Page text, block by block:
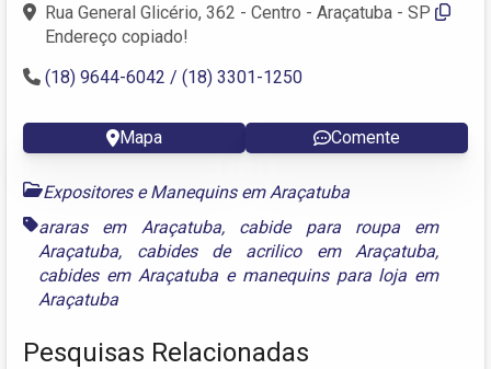
Rua General Glicério, 362 - Centro - Araçatuba - SP
Endereço copiado!
(18) 9644-6042 / (18) 3301-1250
Mapa Comente
Expositores e Manequins em Araçatuba
araras em Araçatuba, cabide para roupa em
Araçatuba, cabides de acrilico em Araçatuba,
cabides em Araçatubae manequins para loja em
Araçatuba
Pesquisas Relacionadas